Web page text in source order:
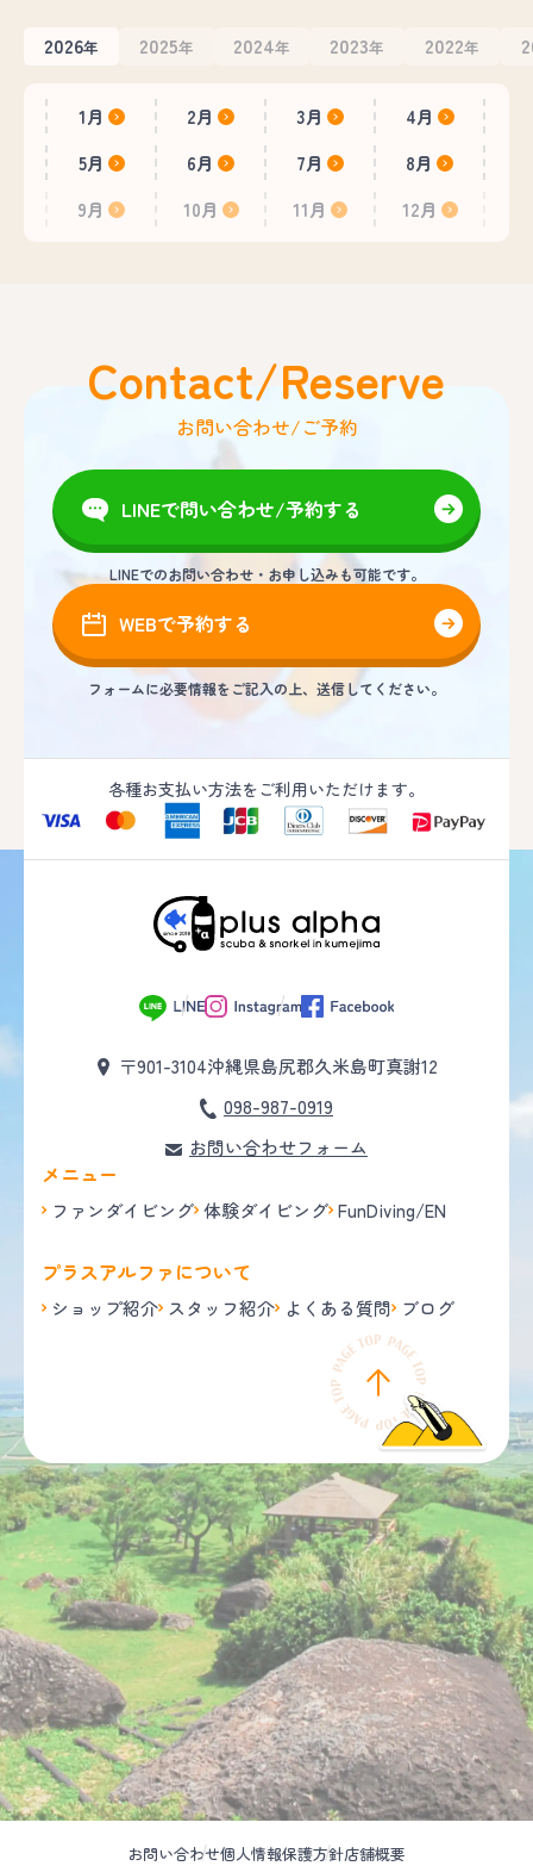
2026年 2025年 2024年 2023年 2022年
1月 2月 3月
4月
5月
6月 7月
8月
9月
10月 11月 12月
Contact/Reserve
お問い合わせ/ご予約
LINEで問い合わせ/予約する
LINEでのお問い合わせ・お申し込みも可能です。
WEBで予約する
フォームに必要情報をご記入の上、送信してください。
各種お支払い方法をご利用いただけます。
〒901-3104沖縄県島尻郡久米島町真謝12
098-987-0919
お問い合わせフォーム
メニュー
ファンダイビング 体験ダイビング FunDiving/EN
プラスアルファについて
ショップ紹介 スタッフ紹介 よくある質問 ブログ
お問い合わせ個人情報保護方針店舗概要